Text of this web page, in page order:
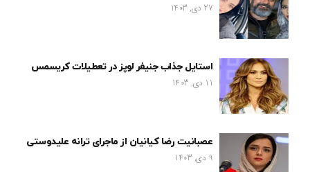
27 دی, 1403
استایل جذاب جنیفر لوپز در تعطیلات کریسمس
11 دی, 1403
عصبانیت رضا کیانیان از ماجرای ترانه علیدوستی
9 دی, 1403